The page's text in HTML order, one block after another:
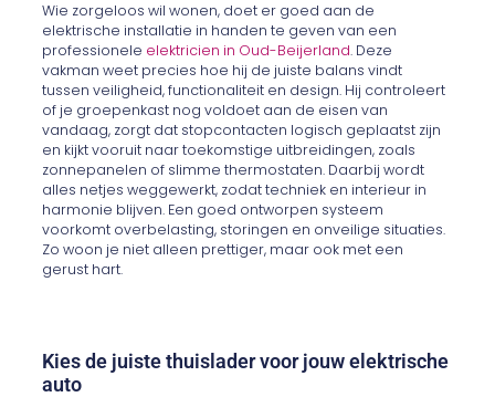
Wie zorgeloos wil wonen, doet er goed aan de
elektrische installatie in handen te geven van een
professionele elektricien in Oud-Beijerland. Deze
vakman weet precies hoe hij de juiste balans vindt
tussen veiligheid, functionaliteit en design. Hij controleert
of je groepenkast nog voldoet aan de eisen van
vandaag, zorgt dat stopcontacten logisch geplaatst zijn
en kijkt vooruit naar toekomstige uitbreidingen, zoals
zonnepanelen of slimme thermostaten. Daarbij wordt
alles netjes weggewerkt, zodat techniek en interieur in
harmonie blijven. Een goed ontworpen systeem
voorkomt overbelasting, storingen en onveilige situaties.
Zo woon je niet alleen prettiger, maar ook met een
gerust hart.
Kies de juiste thuislader voor jouw elektrische
auto